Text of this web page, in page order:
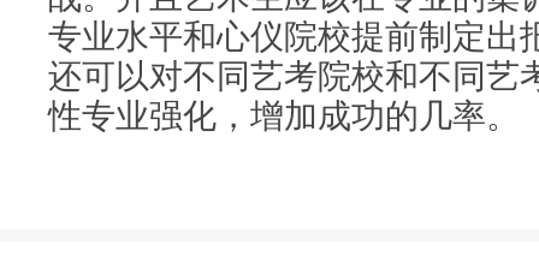
专业水平和心仪院校提前制定出
还可以对不同艺考院校和不同艺
性专业强化，增加成功的几率。